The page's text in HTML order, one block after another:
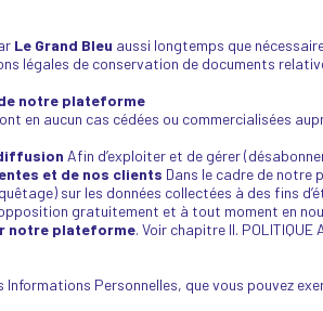
Le Grand Bleu aussi longtemps que
légales de conservation de documents
notre plateforme
en aucun cas cédées ou commercialisées
Afin d’exploiter et de gérer
et de nos clients Dans le cadre de notre
sur les données collectées à des fins
gratuitement et à tout moment en
notre plateforme. Voir chapitre II. POLITIQUE
Personnelles, que vous pouvez